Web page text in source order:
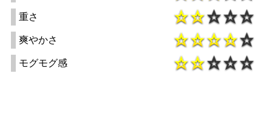
重さ
爽やかさ
モグモグ感